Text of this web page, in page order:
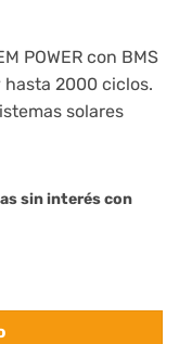
POWER con BMS
2000 ciclos.
solares
sin interés con